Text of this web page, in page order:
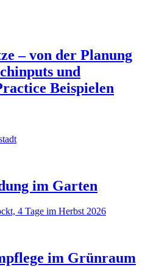
– von der Planung
und
Beispielen
im Garten
4 Tage im Herbst 2026
im Grünraum